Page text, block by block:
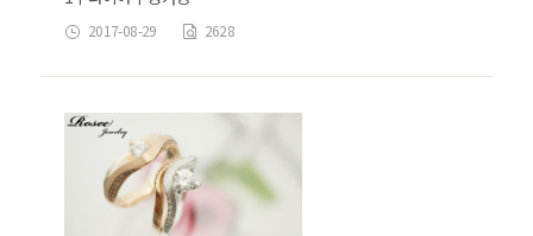
2017-08-29 2628